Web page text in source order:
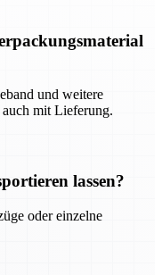
und weitere
mit Lieferung.
lassen?
oder einzelne